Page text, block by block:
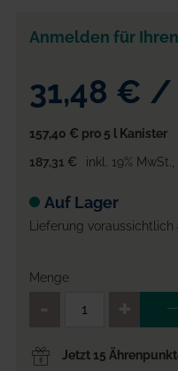
Anmelden für
31,48 € /
157,40 € pro 5 l Kanister
187,31 €
inkl. 19% MwSt.
Auf Lager
Lieferung voraussichtlich
Menge
Jetzt 15